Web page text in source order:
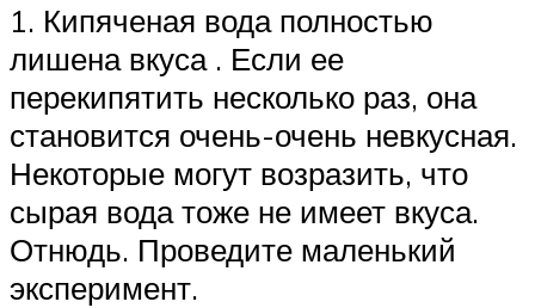
1. Кипяченая вода полностью
лишена вкуса . Если ее
перекипятить несколько раз, она
становится очень-очень невкусная.
Некоторые могут возразить, что
сырая вода тоже не имеет вкуса.
Отнюдь. Проведите маленький
эксперимент.